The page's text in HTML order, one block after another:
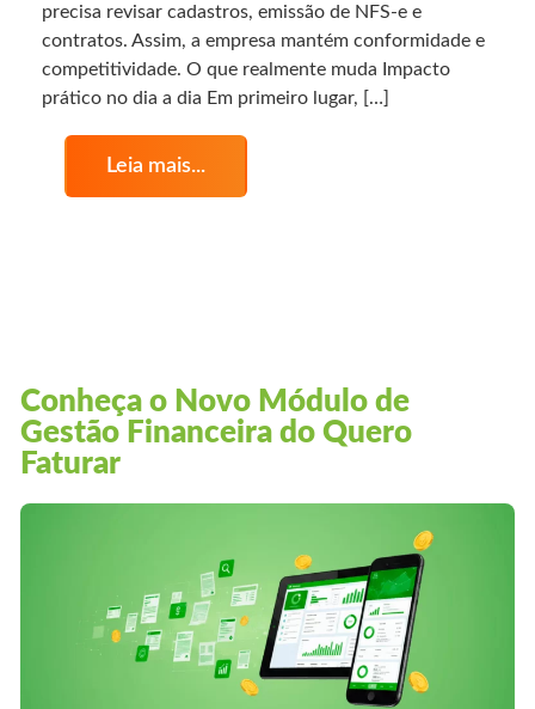
precisa revisar cadastros, emissão de NFS-e e
contratos. Assim, a empresa mantém conformidade e
competitividade. O que realmente muda Impacto
prático no dia a dia Em primeiro lugar, […]
Leia mais...
Conheça o Novo Módulo de
Gestão Financeira do Quero
Faturar